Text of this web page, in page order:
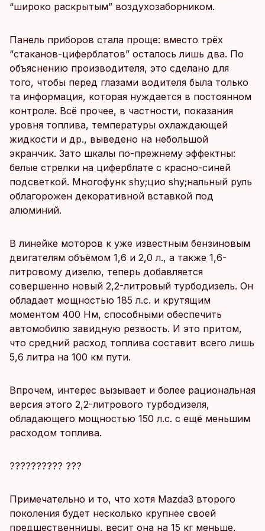
“широко раскрытым” воздухозаборником.
Панель приборов стала проще: вместо трёх
“стаканов-циферблатов” осталось лишь два. По
объяснению производителя, это сделано для
того, чтобы перед глазами водителя была только
та информация, которая нуждается в постоянном
контроле. Всё прочее, в частности, показания
уровня топлива, температуры охлаждающей
жидкости и др., выведено на небольшой
экранчик. Зато шкалы по-прежнему эффектны:
белые стрелки на циферблате с красно-синей
подсветкой. Многофунк shy;цио shy;нальный руль
облагорожен декоративной вставкой под
алюминий.
В линейке моторов к уже известным бензиновым
двигателям объёмом 1,6 и 2,0 л., а также 1,6-
литровому дизелю, теперь добавляется
совершенно новый 2,2-литровый турбодизель. Он
обладает мощностью 185 л.с. и крутящим
моментом 400 Нм, способными обеспечить
автомобилю завидную резвость. И это притом,
что средний расход топлива составит всего лишь
5,6 литра на 100 км пути.
Впрочем, интерес вызывает и более рациональная
версия этого 2,2-литрового турбодизеля,
обладающего мощностью 150 л.с. с ещё меньшим
расходом топлива.
?????????? ???
Примечательно и то, что хотя Mazda3 второго
поколения будет несколько крупнее своей
предшественницы, весит она на 15 кг меньше,